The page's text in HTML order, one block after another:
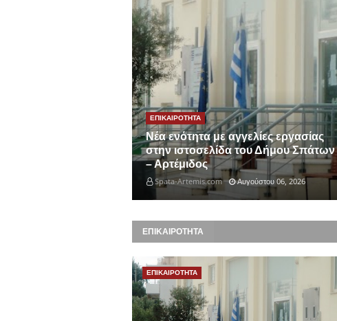
ΕΠΙΚΑΙΡΟΤΗΤΑ
Νέα ενότητα με αγγελίες εργασίας
στην ιστοσελίδα του Δήμου Σπάτων
– Αρτέμιδος
Spata-Artemis.com Αυγούστου 06, 2026
ΕΠΙΚΑΙΡΟΤΗΤΑ
ΕΠΙΚΑΙΡΟΤΗΤΑ